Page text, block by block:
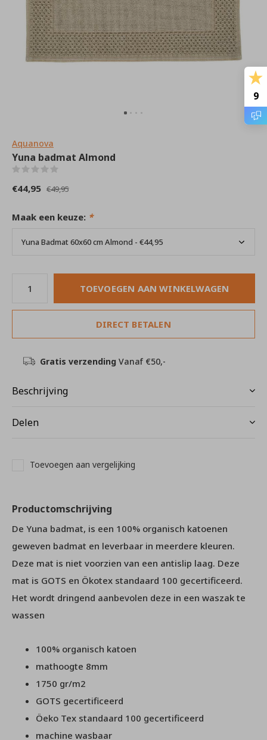
Aquanova
Yuna badmat Almond
€44,95 €49,95
Maak een keuze: *
TOEVOEGEN AAN WINKELWAGEN
DIRECT BETALEN
Gratis verzending Vanaf €50,-
Beschrijving
Delen
Toevoegen aan vergelijking
Productomschrijving
De Yuna badmat, is een 100% organisch katoenen
geweven badmat en leverbaar in meerdere kleuren.
Deze mat is niet voorzien van een antislip laag. Deze
mat is GOTS en Ökotex standaard 100 gecertificeerd.
Het wordt dringend aanbevolen deze in een waszak te
wassen
100% organisch katoen
mathoogte 8mm
1750 gr/m2
GOTS gecertificeerd
Öeko Tex standaard 100 gecertificeerd
machine wasbaar
9